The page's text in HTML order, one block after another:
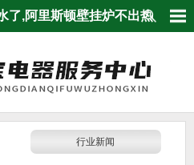
了,阿里斯顿壁挂炉不出热
壁挂炉不烧热水怎么办,阿
暖热水炉使用说
行业新闻